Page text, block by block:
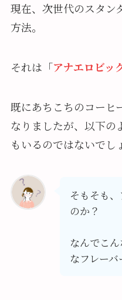
現在、次世代のスタン
方法。
それは「アナエロビッ
既にあちこちのコーヒ
なりましたが、以下の
もいるのではないでし
そもそも
のか？
なんでこ
なフレー